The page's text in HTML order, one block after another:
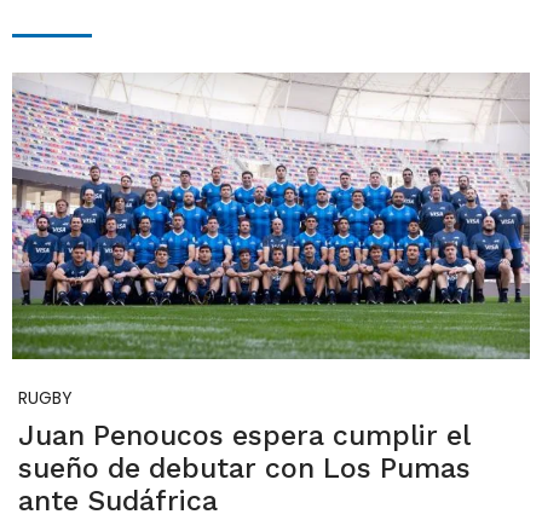
RUGBY
Juan Penoucos espera cumplir el
sueño de debutar con Los Pumas
ante Sudáfrica